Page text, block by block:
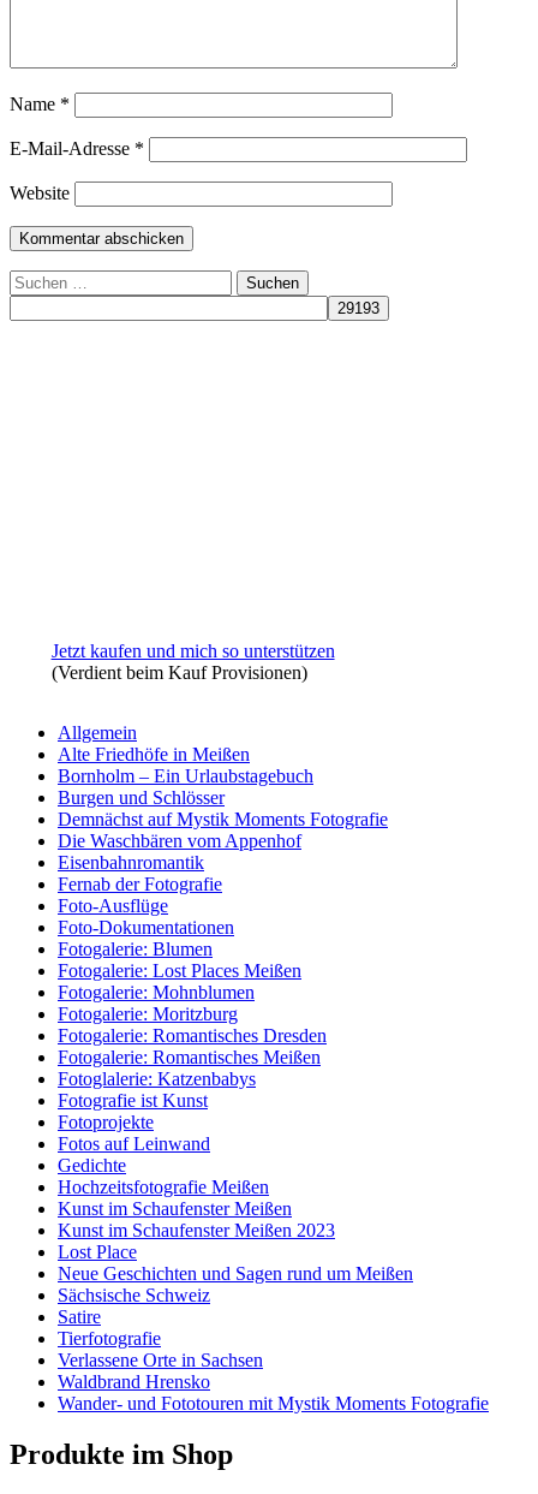
Name *
E-Mail-Adresse *
Website
Suchen
nach:
Jetzt kaufen und mich so unterstützen
(Verdient beim Kauf Provisionen)
Allgemein
Alte Friedhöfe in Meißen
Bornholm – Ein Urlaubstagebuch
Burgen und Schlösser
Demnächst auf Mystik Moments Fotografie
Die Waschbären vom Appenhof
Eisenbahnromantik
Fernab der Fotografie
Foto-Ausflüge
Foto-Dokumentationen
Fotogalerie: Blumen
Fotogalerie: Lost Places Meißen
Fotogalerie: Mohnblumen
Fotogalerie: Moritzburg
Fotogalerie: Romantisches Dresden
Fotogalerie: Romantisches Meißen
Fotoglalerie: Katzenbabys
Fotografie ist Kunst
Fotoprojekte
Fotos auf Leinwand
Gedichte
Hochzeitsfotografie Meißen
Kunst im Schaufenster Meißen
Kunst im Schaufenster Meißen 2023
Lost Place
Neue Geschichten und Sagen rund um Meißen
Sächsische Schweiz
Satire
Tierfotografie
Verlassene Orte in Sachsen
Waldbrand Hrensko
Wander- und Fototouren mit Mystik Moments Fotografie
Produkte im Shop